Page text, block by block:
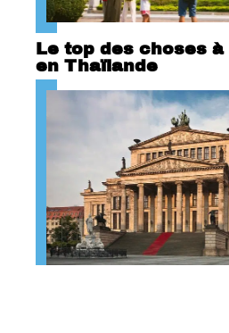
Le top des choses
en Thaïlande